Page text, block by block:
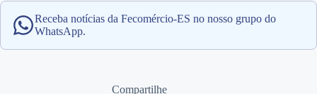
Receba notícias da Fecomércio-ES no nosso grupo do
WhatsApp.
Compartilhe